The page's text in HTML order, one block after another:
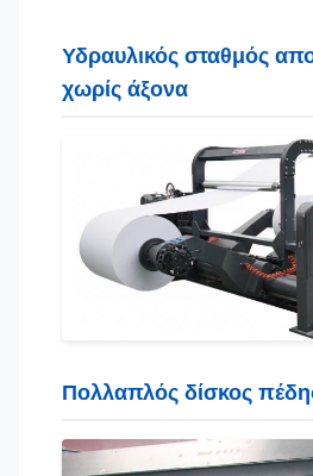
Υδραυλικός σταθμός
χωρίς άξονα
Πολλαπλός δίσκος